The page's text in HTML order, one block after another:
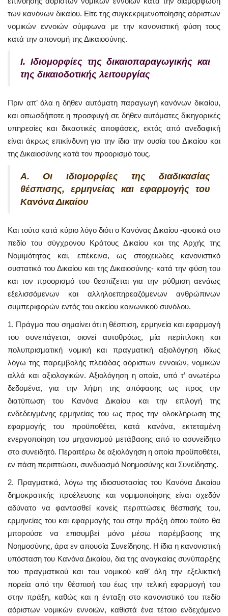
των κανόνων δικαίου. Είτε της συγκεκριμενοποίησης αόριστων
νομικών εννοιών σύμφωνα με την κανονιστική φύση τους
κατά την απονομή της Δικαιοσύνης.
Ι. Ιδιομορφίες της δικαιοπαραγωγικής και
της δικαιοδοτικής λειτουργίας
Πριν απ’ όλα η δήθεν αυτόματη παραγωγή κανόνων δικαίου,
και οπωσδήποτε η προσφυγή σε δήθεν αυτόματες δικηγορικές
υπηρεσίες και δικαστικές αποφάσεις, εκτός από ανεδαφική
είναι άκρως επικίνδυνη για την ίδια την ουσία του Δικαίου και
της Δικαιοσύνης κατά τον προορισμό τους.
Α. Οι ιδιομορφίες της διαδικασίας
θέσπισης, ερμηνείας και εφαρμογής του
Κανόνα Δικαίου
Και τούτο κατά κύριο λόγο διότι ο Κανόνας Δικαίου -φυσικά στο
πεδίο του σύγχρονου Κράτους Δικαίου και της Αρχής της
Νομιμότητας και, επέκεινα, ως στοιχειώδες κανονιστικό
συστατικό του Δικαίου και της Δικαιοσύνης- κατά την φύση του
και τον προορισμό του θεσπίζεται για την ρύθμιση αενάως
εξελισσόμενων και αλληλοεπηρεαζόμενων ανθρώπινων
συμπεριφορών εντός του οικείου κοινωνικού συνόλου.
1. Πράγμα που σημαίνει ότι η θέσπιση, ερμηνεία και εφαρμογή
του συνεπάγεται, οιονεί αυτοθρόως, μία περίπλοκη και
πολυπρισματική νομική και πραγματική αξιολόγηση ιδίως
λόγω της παρεμβολής πλειάδας αόριστων εννοιών, νομικών
αλλά και αξιολογικών. Αξιολόγηση η οποία, υπό τ’ ανωτέρω
δεδομένα, για την λήψη της απόφασης ως προς την
διατύπωση του Κανόνα Δικαίου και την επιλογή της
ενδεδειγμένης ερμηνείας του ως προς την ολοκλήρωση της
εφαρμογής του προϋποθέτει, κατά κανόνα, εκτεταμένη
ενεργοποίηση του μηχανισμού μετάβασης από το ασυνείδητο
στο συνειδητό. Περαιτέρω δε αξιολόγηση η οποία προϋποθέτει,
εν πάση περιπτώσει, συνδυασμό Νοημοσύνης και Συνείδησης.
2. Πραγματικά, λόγω της ιδιοσυστασίας του Κανόνα Δικαίου
δημοκρατικής προέλευσης και νομιμοποίησης είναι σχεδόν
αδύνατο να φαντασθεί κανείς περιπτώσεις θέσπισής του,
ερμηνείας του και εφαρμογής του στην πράξη όπου τούτο θα
μπορούσε να επισυμβεί μόνο μέσω παρέμβασης της
Νοημοσύνης, άρα εν απουσία Συνείδησης. Η ίδια η κανονιστική
υπόσταση του Κανόνα Δικαίου, δια της αναγκαίας συνύπαρξης
του πραγματικού και του νομικού καθ’ όλη την εξελικτική
πορεία από την θέσπισή του έως την τελική εφαρμογή του
στην πράξη, καθώς και η ένταξη στο κανονιστικό του πεδίο
αόριστων νομικών εννοιών, καθιστά ένα τέτοιο ενδεχόμενο